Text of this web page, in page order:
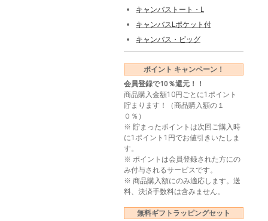
キャンバストート・L
キャンバスLポケット付
キャンバス・ビッグ
ポイント キャンペーン！
会員登録で10％還元！！
商品購入金額10円ごとに1ポイント
貯まります！（商品購入額の１
０％）
※ 貯まったポイントは次回ご購入時
に1ポイント1円でお値引きいたしま
す。
※ ポイントは会員登録された方にの
み付与されるサービスです。
※ 商品購入額にのみ適応します。送
料、決済手数料は含みません。
無料ギフトラッピングセット